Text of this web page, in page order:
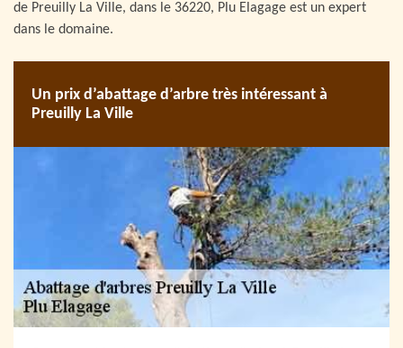
de Preuilly La Ville, dans le 36220, Plu Elagage est un expert
dans le domaine.
Un prix d’abattage d’arbre très intéressant à
Preuilly La Ville